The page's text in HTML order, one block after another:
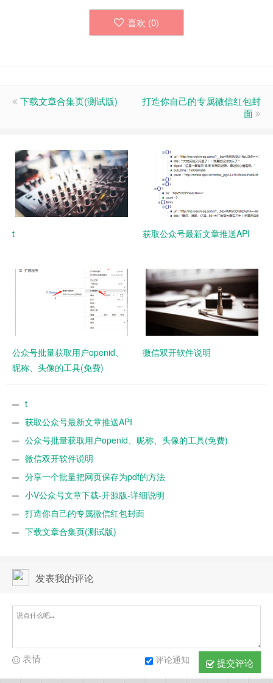
喜欢 (0)
下载文章合集页(测试版)
打造你自己的专属微信红包封
面
t 获取公众号最新文章推送API
公众号批量获取用户openid、
昵称、头像的工具(免费)
微信双开软件说明
t
获取公众号最新文章推送API
公众号批量获取用户openid、昵称、头像的工具(免费)
微信双开软件说明
分享一个批量把网页保存为pdf的方法
小V公众号文章下载-开源版-详细说明
打造你自己的专属微信红包封面
下载文章合集页(测试版)
发表我的评论
提交评论
评论通知
表情